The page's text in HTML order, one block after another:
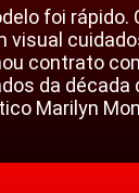
foi rápido.
visual
contrato
da década
Marilyn